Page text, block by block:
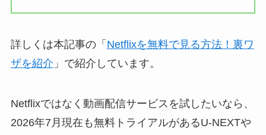
詳しくは本記事の「 Netflixを無料で見る方法！裏ワ
ザを紹介 」で紹介しています。
Netflixではなく動画配信サービスを試したいなら、
2026年7月現在も無料トライアルがあるU-NEXTや